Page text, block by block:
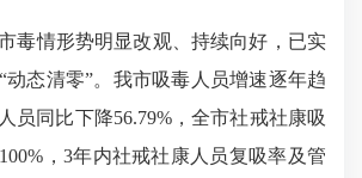
情形势明显改观、持续向好，已实
动态清零”。我市吸毒人员增速逐年趋
员同比下降56.79%，全市社戒社康吸
，3年内社戒社康人员复吸率及管